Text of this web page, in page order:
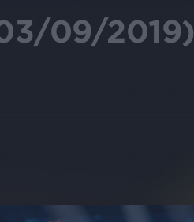
09/2019)